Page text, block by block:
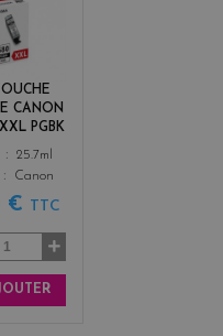
CANON
PGBK
k
25.7ml
Canon
€ TTC